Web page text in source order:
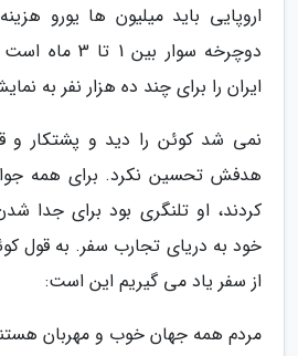
اروپایی باید میلیون ها یورو
دوچرخه سوار
ایران را برای چند ده هزار نفر به
نمی شد کوئن را دید و پشتکار و
هدفش تحسین نکرد. برای همه
کردند، او تلنگری بود برای جدا
خود به دریای تجارب سفر. به قول
از سفر یاد می گیریم این است:
مردم همه جهان خوب و مهربان